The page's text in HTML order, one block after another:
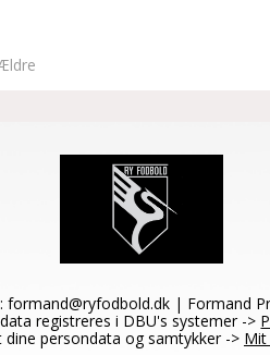
formand@ryfodbold.dk| Formand
registreres i DBU's systemer ->
dine persondata og samtykker -> Mit